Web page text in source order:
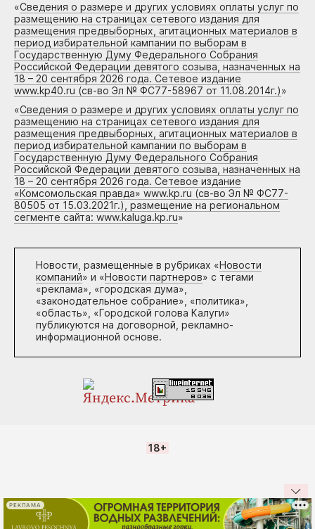
«Сведения о размере и других условиях оплаты услуг по
размещению на страницах сетевого издания для
размещения предвыборных, агитационных материалов в
период избирательной кампании по выборам в
Государственную Думу Федерального Собрания
Российской Федерации девятого созыва, назначенных на
18 – 20 сентября 2026 года. Сетевое издание
www.kp40.ru (св-во Эл № ФС77-58967 от 11.08.2014г.)»
«Сведения о размере и других условиях оплаты услуг по
размещению на страницах сетевого издания для
размещения предвыборных, агитационных материалов в
период избирательной кампании по выборам в
Государственную Думу Федерального Собрания
Российской Федерации девятого созыва, назначенных на
18 – 20 сентября 2026 года. Сетевое издание
«Комсомольская правда» www.kp.ru (св-во Эл № ФС77-
80505 от 15.03.2021г.), размещение на региональном
сегменте сайта: www.kaluga.kp.ru»
Новости, размещенные в рубриках «Новости
компаний» и «Новости партнеров» с тегами
«реклама», «городская дума»,
«законодательное собрание», «политика»,
«область», «Городской голова Калуги»
публикуются на договорной, рекламно-
информационной основе.
18+
РЕКЛАМА